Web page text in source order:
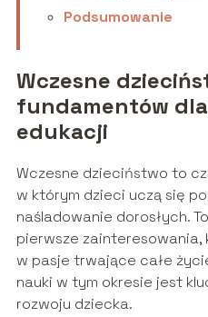
Podsumowanie
Wczesne
fundamentów
edukacji
Wczesne dzieciństwo to
w którym dzieci uczą się
naśladowanie dorosłych.
pierwsze
w pasje trwające całe
nauki w tym okresie jest
rozwoju dziecka.